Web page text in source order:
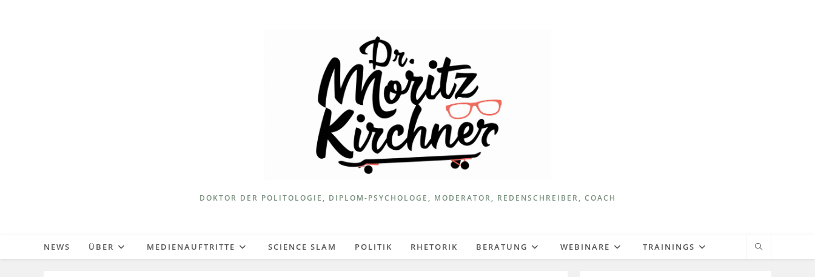
DOKTOR DER POLITOLOGIE, DIPLOM-PSYCHOLOGE, MODERATOR, REDENSCHREIBER, COACH
NEWS ÜBER MEDIENAUFTRITTE SCIENCE SLAM POLITIK RHETORIK BERATUNG WEBINARE TRAININGS